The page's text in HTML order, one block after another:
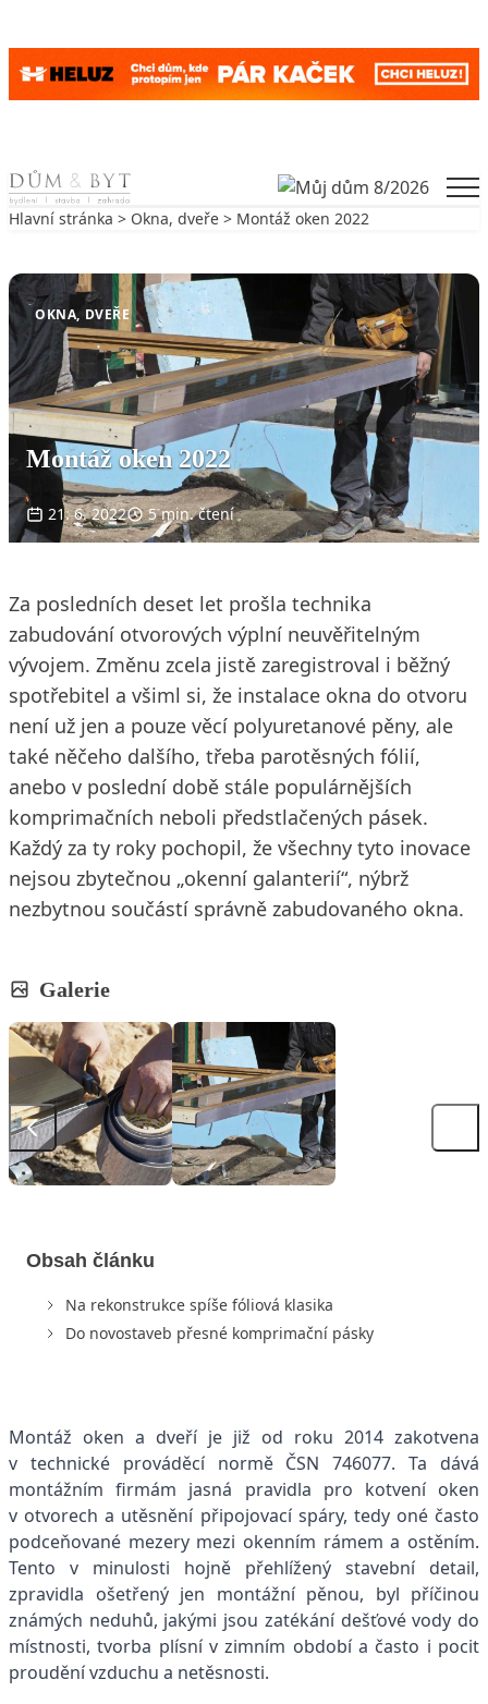
Skip to content
Hlavní stránka > Okna, dveře > Montáž oken 2022
OKNA, DVEŘE
Montáž oken 2022
21. 6. 2022 5 min. čtení
Za posledních deset let prošla technika
zabudování otvorových výplní neuvěřitelným
vývojem. Změnu zcela jistě zaregistroval i běžný
spotřebitel a všiml si, že instalace okna do otvoru
není už jen a pouze věcí polyuretanové pěny, ale
také něčeho dalšího, třeba parotěsných fólií,
anebo v poslední době stále populárnějších
komprimačních neboli předstlačených pásek.
Každý za ty roky pochopil, že všechny tyto inovace
nejsou zbytečnou „okenní galanterií“, nýbrž
nezbytnou součástí správně zabudovaného okna.
Galerie
Obsah článku
Na rekonstrukce spíše fóliová klasika
Do novostaveb přesné komprimační pásky
Montáž oken a dveří je již od roku 2014 zakotvena
v technické prováděcí normě ČSN 746077. Ta dává
montážním firmám jasná pravidla pro kotvení oken
v otvorech a utěsnění připojovací spáry, tedy oné často
podceňované mezery mezi okenním rámem a ostěním.
Tento v minulosti hojně přehlížený stavební detail,
zpravidla ošetřený jen montážní pěnou, byl příčinou
známých neduhů, jakými jsou zatékání dešťové vody do
místnosti, tvorba plísní v zimním období a často i pocit
proudění vzduchu a netěsnosti.